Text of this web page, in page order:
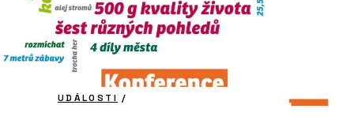
UDÁLOSTI /